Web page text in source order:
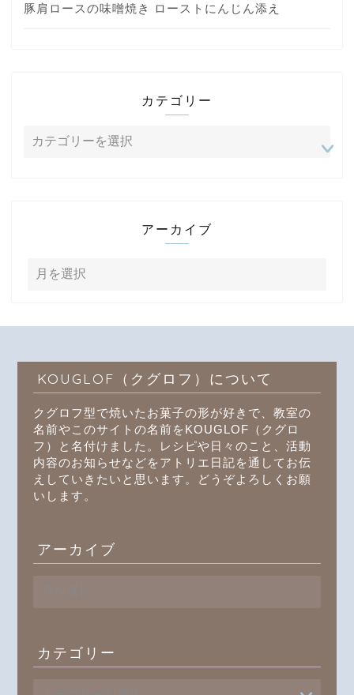
豚肩ロースの味噌焼き ローストにんじん添え
カテゴリー
アーカイブ
KOUGLOF（クグロフ）について
クグロフ型で焼いたお菓子の形が好きで、教室の
名前やこのサイトの名前をKOUGLOF（クグロ
フ）と名付けました。レシピや日々のこと、活動
内容のお知らせなどをアトリエ日記を通してお伝
えしていきたいと思います。どうぞよろしくお願
いします。
アーカイブ
ブ
カテゴリー
プロフィール